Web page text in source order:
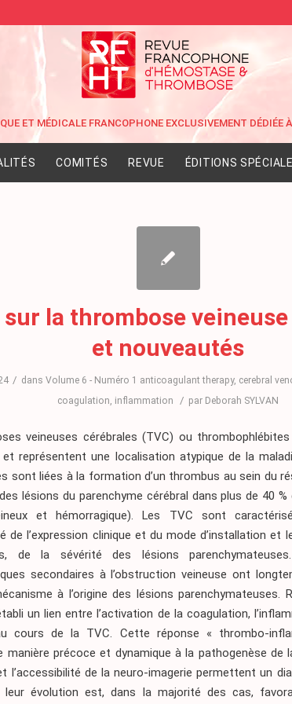
COMITÉS REVUE ÉDITIONS
la thrombose
et nouveautés
/ dans Volume 6 - Numéro 1 anticoagulant therapy, cerebral
coagulation, inflammation / par Deborah SYLVAN
veineuses cérébrales (TVC) ou
et représentent une localisation atypique de la
sont liées à la formation d’un thrombus au sein du
lésions du parenchyme cérébral dans plus de 40 %
et hémorragique). Les TVC sont
de l’expression clinique et du mode d’installation et
de la sévérité des lésions
secondaires à l’obstruction veineuse ont
à l’origine des lésions parenchymateuses.
un lien entre l’activation de la coagulation,
cours de la TVC. Cette réponse « thrombo-
manière précoce et dynamique à la pathogenèse de
l’accessibilité de la neuro-imagerie permettent un
évolution est, dans la majorité des cas,